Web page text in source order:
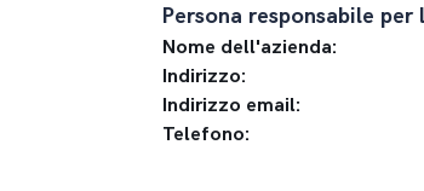
Persona responsabile per
Nome dell'azienda:
Indirizzo:
Indirizzo email:
Telefono: